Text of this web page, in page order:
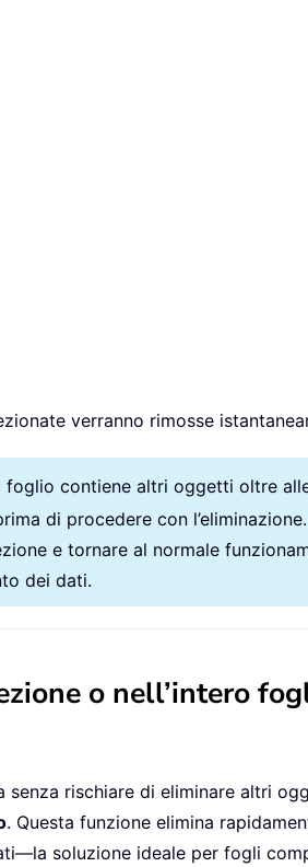
verranno rimosse
contiene altri oggetti oltre
di procedere con
e tornare al normale
dei dati.
o nell’intero
senza rischiare di eliminare altri
. Questa funzione elimina
soluzione ideale per fogli